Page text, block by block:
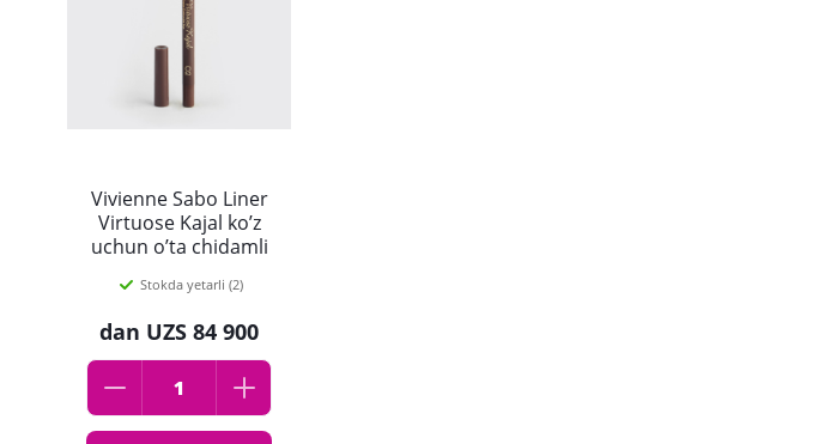
Vivienne Sabo Liner
Virtuose Kajal ko’z
uchun o’ta chidamli
jigarrang
Stokda yetarli (2)
dan UZS 84 900